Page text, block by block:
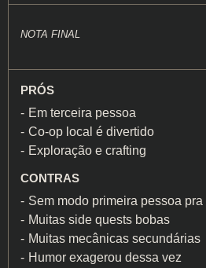
NOTA FINAL
PRÓS
Em terceira pessoa
Co-op local é divertido
Exploração e crafting
CONTRAS
Sem modo primeira pessoa pra
Muitas side quests bobas
Muitas mecânicas secundárias
Humor exagerou dessa vez